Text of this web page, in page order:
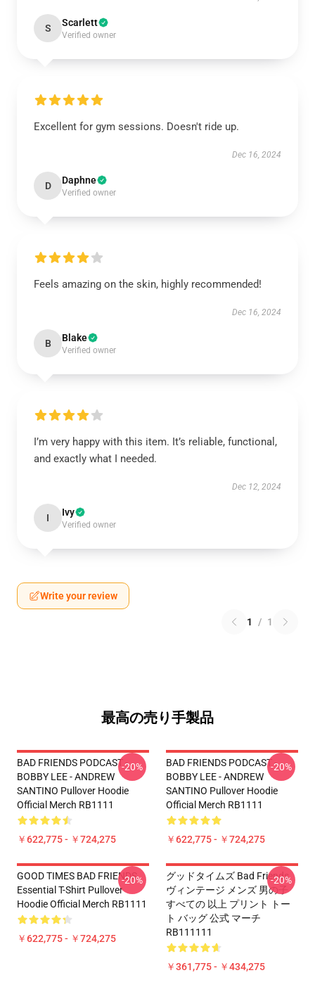
S Scarlett
Verified owner
Excellent for gym sessions. Doesn't ride up.
Dec 16, 2024
D Daphne
Verified owner
Feels amazing on the skin, highly recommended!
Dec 16, 2024
B Blake
Verified owner
I’m very happy with this item. It’s reliable, functional,
and exactly what I needed.
Dec 12, 2024
I Ivy
Verified owner
Write your review
1 / 1
最高の売り手製品
BAD FRIENDS PODCAST -
BOBBY LEE - ANDREW
SANTINO Pullover Hoodie
Official Merch RB1111
￥622,775 - ￥724,275
-20%
BAD FRIENDS PODCAST -
BOBBY LEE - ANDREW
SANTINO Pullover Hoodie
Official Merch RB1111
￥622,775 - ￥724,275
-20%
GOOD TIMES BAD FRIENDS
Essential T-Shirt Pullover
Hoodie Official Merch RB1111
￥622,775 - ￥724,275
-20%
グッドタイムズ Bad Friends
ヴィンテージ メンズ 男の子
すべての 以上 プリント トー
ト バッグ 公式 マーチ
RB111111
￥361,775 - ￥434,275
-20%